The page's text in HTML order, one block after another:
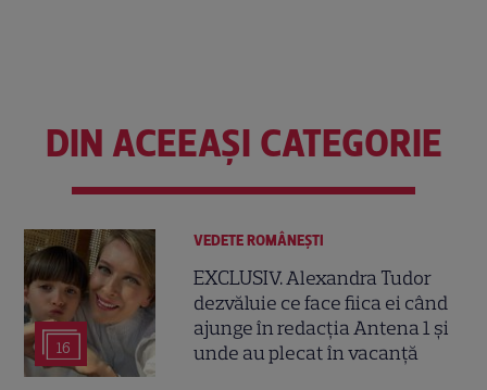
DIN ACEEAȘI CATEGORIE
16
VEDETE ROMÂNEŞTI
EXCLUSIV. Alexandra Tudor
dezvăluie ce face fiica ei când
ajunge în redacția Antena 1 și
unde au plecat în vacanță